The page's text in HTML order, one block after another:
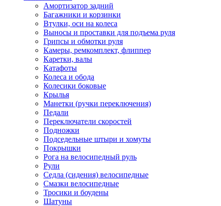
Амортизатор задний
Багажники и корзинки
Втулки, оси на колеса
Выносы и проставки для подъема руля
Грипсы и обмотки руля
Камеры, ремкомплект, флиппер
Каретки, валы
Катафоты
Колеса и обода
Колесики боковые
Крылья
Манетки (ручки переключения)
Педали
Переключатели скоростей
Подножки
Подседельные штыри и хомуты
Покрышки
Рога на велосипедный руль
Рули
Седла (сидения) велосипедные
Смазки велосипедные
Тросики и боудены
Шатуны